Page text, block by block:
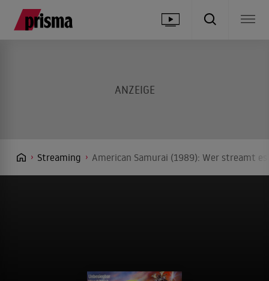
Streaming American Samurai (1989): Wer streamt